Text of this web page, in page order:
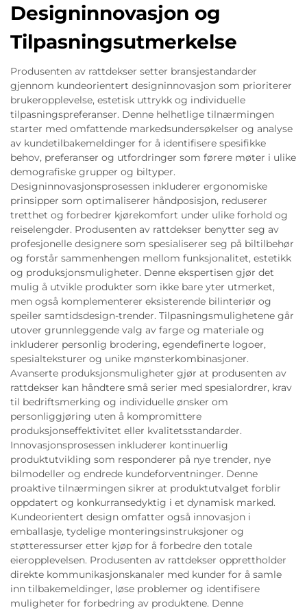
Designinnovasjon og
Tilpasningsutmerkelse
Produsenten av rattdekser setter bransjestandarder
gjennom kundeorientert designinnovasjon som prioriterer
brukeropplevelse, estetisk uttrykk og individuelle
tilpasningspreferanser. Denne helhetlige tilnærmingen
starter med omfattende markedsundersøkelser og analyse
av kundetilbakemeldinger for å identifisere spesifikke
behov, preferanser og utfordringer som førere møter i ulike
demografiske grupper og biltyper.
Designinnovasjonsprosessen inkluderer ergonomiske
prinsipper som optimaliserer håndposisjon, reduserer
tretthet og forbedrer kjørekomfort under ulike forhold og
reiselengder. Produsenten av rattdekser benytter seg av
profesjonelle designere som spesialiserer seg på biltilbehør
og forstår sammenhengen mellom funksjonalitet, estetikk
og produksjonsmuligheter. Denne ekspertisen gjør det
mulig å utvikle produkter som ikke bare yter utmerket,
men også komplementerer eksisterende bilinteriør og
speiler samtidsdesign-trender. Tilpasningsmulighetene går
utover grunnleggende valg av farge og materiale og
inkluderer personlig brodering, egendefinerte logoer,
spesialteksturer og unike mønsterkombinasjoner.
Avanserte produksjonsmuligheter gjør at produsenten av
rattdekser kan håndtere små serier med spesialordrer, krav
til bedriftsmerking og individuelle ønsker om
personliggjøring uten å kompromittere
produksjonseffektivitet eller kvalitetsstandarder.
Innovasjonsprosessen inkluderer kontinuerlig
produktutvikling som responderer på nye trender, nye
bilmodeller og endrede kundeforventninger. Denne
proaktive tilnærmingen sikrer at produktutvalget forblir
oppdatert og konkurransedyktig i et dynamisk marked.
Kundeorientert design omfatter også innovasjon i
emballasje, tydelige monteringsinstruksjoner og
støtteressurser etter kjøp for å forbedre den totale
eieropplevelsen. Produsenten av rattdekser opprettholder
direkte kommunikasjonskanaler med kunder for å samle
inn tilbakemeldinger, løse problemer og identifisere
muligheter for forbedring av produktene. Denne